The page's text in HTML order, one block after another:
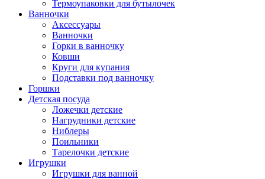
Термоупаковки для бутылочек
Ванночки
Аксессуары
Ванночки
Горки в ванночку
Ковши
Круги для купания
Подставки под ванночку
Горшки
Детская посуда
Ложечки детские
Нагрудники детские
Ниблеры
Поильники
Тарелочки детские
Игрушки
Игрушки для ванной